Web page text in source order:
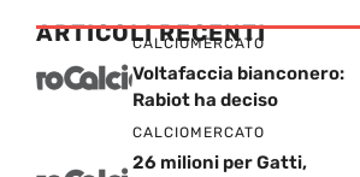
ARTICOLI RECENTI
CALCIOMERCATO
Voltafaccia bianconero:
Rabiot ha deciso
CALCIOMERCATO
26 milioni per Gatti,